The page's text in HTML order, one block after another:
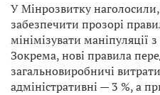
У Мінрозвитку
забезпечити прозорі
мінімізувати маніпуляції
Зокрема, нові правила
загальновиробничі
адміністративні — 3 %, а